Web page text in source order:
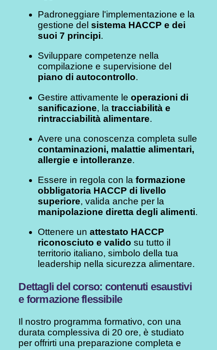
Padroneggiare l'implementazione e la
gestione delsistema HACCP e dei
suoi 7 principi.
Sviluppare competenze nella
compilazione e supervisione del
piano di autocontrollo.
Gestire attivamente leoperazioni di
sanificazione, latracciabilità e
rintracciabilità alimentare.
Avere una conoscenza completa sulle
contaminazioni, malattie alimentari,
allergie e intolleranze.
Essere in regola con laformazione
obbligatoria HACCP di livello
superiore, valida anche per la
manipolazione diretta degli alimenti.
Ottenere unattestato HACCP
riconosciuto e valido su tutto il
territorio italiano, simbolo della tua
leadership nella sicurezza alimentare.
Dettagli del corso: contenuti esaustivi
e formazione flessibile
Il nostro programma formativo, con una
durata complessiva di 20 ore, è studiato
per offrirti una preparazione completa e